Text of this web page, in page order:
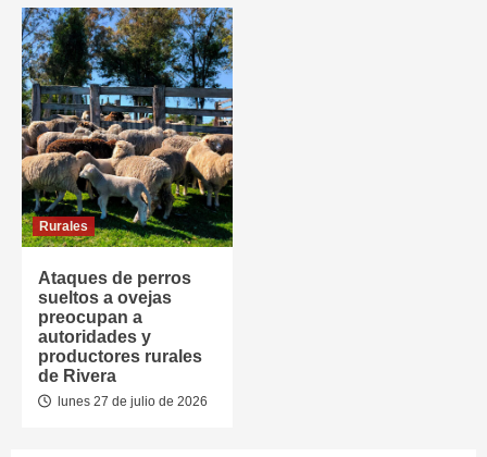
Rurales
Ataques de perros
sueltos a ovejas
preocupan a
autoridades y
productores rurales
de Rivera
lunes 27 de julio de 2026